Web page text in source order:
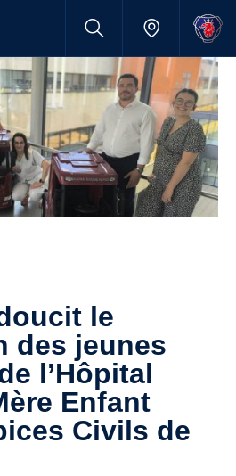
des jeunes
l’Hôpital
Enfant
Civils de